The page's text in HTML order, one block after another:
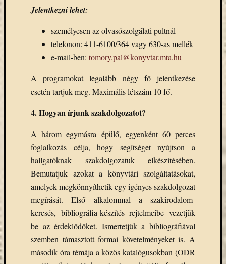
Jelentkezni lehet:
személyesen az olvasószolgálati pultnál
telefonon: 411-6100/364 vagy 630-as mellék
e-mail-ben: tomory.pal@konyvtar.mta.hu
A programokat legalább négy fő jelentkezése
esetén tartjuk meg. Maximális létszám 10 fő.
4. Hogyan írjunk szakdolgozatot?
A három egymásra épülő, egyenként 60 perces
foglalkozás célja, hogy segítséget nyújtson a
hallgatóknak szakdolgozatuk elkészítésében.
Bemutatjuk azokat a könyvtári szolgáltatásokat,
amelyek megkönnyíthetik egy igényes szakdolgozat
megírását. Első alkalommal a szakirodalom-
keresés, bibliográfia-készítés rejtelmeibe vezetjük
be az érdeklődőket. Ismertetjük a bibliográfiával
szemben támasztott formai követelményeket is. A
második óra témája a közös katalógusokban (ODR